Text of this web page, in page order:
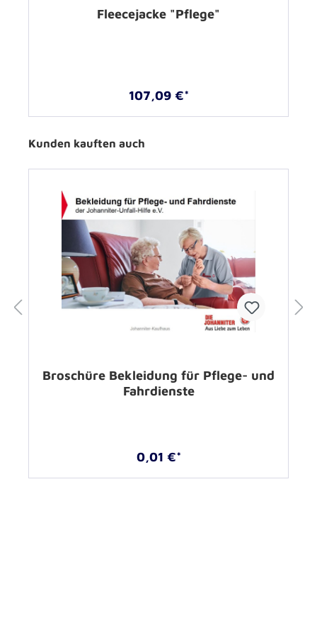
Fleecejacke "Pflege"
107,09 €*
Kunden kauften auch
Broschüre Bekleidung für Pflege- und
Fahrdienste
0,01 €*